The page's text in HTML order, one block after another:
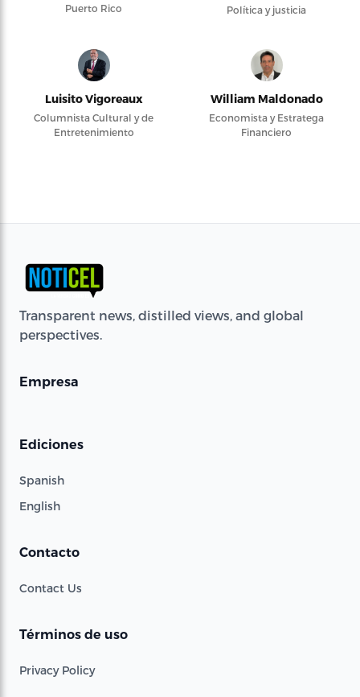
Puerto Rico
Política y justicia
Luisito Vigoreaux
Columnista Cultural y de
Entretenimiento
William Maldonado
Economista y Estratega
Financiero
Transparent news, distilled views, and global
perspectives.
Empresa
Ediciones
Spanish
English
Contacto
Contact Us
Términos de uso
Privacy Policy